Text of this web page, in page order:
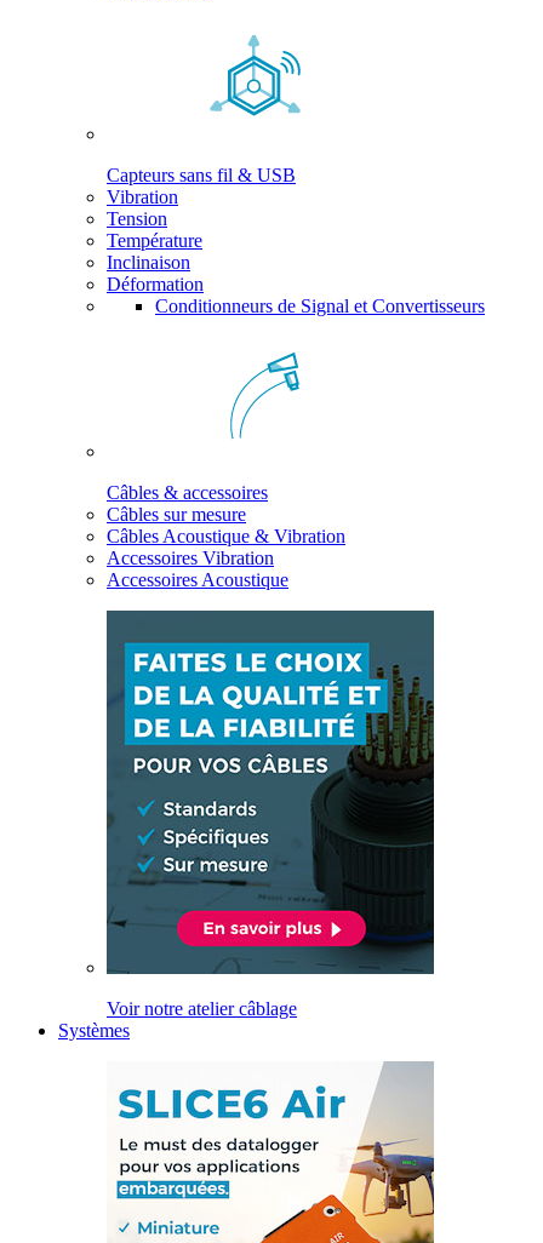
Capteurs sans fil & USB
Vibration
Tension
Température
Inclinaison
Déformation
Conditionneurs de Signal et Convertisseurs
Câbles & accessoires
Câbles sur mesure
Câbles Acoustique & Vibration
Accessoires Vibration
Accessoires Acoustique
Voir notre atelier câblage
Systèmes